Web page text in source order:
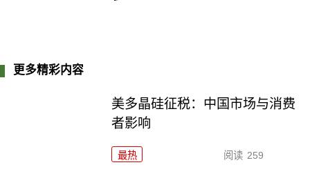
更多精彩内容
美多晶硅征税：中国市场与消费
者影响
最热 阅读 259